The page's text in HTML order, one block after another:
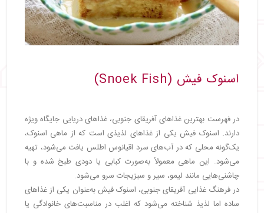
اسنوک فیش (Snoek Fish)
در فهرست بهترین غذاهای آفریقای جنوبی، غذاهای دریایی جایگاه ویژه
دارند. اسنوک فیش یکی از غذاهای لذیذی است که از ماهی اسنوک،
یک‌گونه محلی که در آب‌های سرد اقیانوس اطلس یافت می‌شود، تهیه
می‌شود. این ماهی معمولاً به‌صورت کبابی یا دودی طبخ شده و با
چاشنی‌هایی مانند لیمو، سیر و سبزیجات سرو می‌شود.
در فرهنگ غذایی آفریقای جنوبی، اسنوک فیش به‌عنوان یکی از غذاهای
ساده اما لذیذ شناخته می‌شود که اغلب در مناسبت‌های خانوادگی یا